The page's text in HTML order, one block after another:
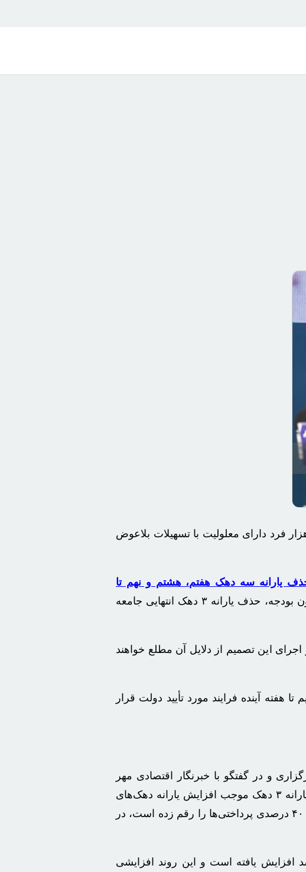
سازمان بهزیستی کشور با اشاره به اینکه ساخترمسکن وظیفه اصلی بهزیستی نیست، گفت: تاکنون ۲۰۷ هزار فرد دارای معلولیت با تسهیلات بلاعوض
یارانه سه دهک هفتم، هشتم و نهم تا
خبر داد و اظهار کرد: آنچه در خصوص تأمین منابع کالابرگ الکترونیک پیگیری می‌شود، بر اساس قانون بودجه، حذف یارانه ۳ دهک انتهایی جامعه
این تصمیم از دلایل آن مطلع خواهند
هفته آینده فرایند مورد تأیید دولت قرار
امروز (دوشنبه ۲۰ مرداد) طی بازدید از خبرگزاری و در گفتگو با خبرنگار اقتصادی مهر
درباره حذف یارانه سه دهک و تأثیر آن بر یارانه‌های دهک‌های تحت پوشش این سازمان اظهار کرد: اینکه حذف یارانه ۳ دهک موجب افزایش یارانه دهک‌های
تحت پوشش بهزیستی شود یا خیر، مشخص نیست؛ اما سازمان بهزیستی امسال با وجود تنگناهای مالی، افزایش ۴۰ درصدی پرداختی‌ها را رقم زده است، در
حق پرستاری خانواده‌محور در مراکز ما ۴۳ درصد و یارانه‌های شبه‌خانواده‌ای نیز ۸۰ درصد افزایش یافته است و این روند افزایشی